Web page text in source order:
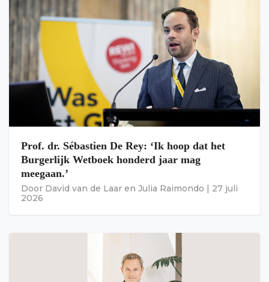
Prof. dr. Sébastien De Rey: ‘Ik hoop dat het
Burgerlijk Wetboek honderd jaar mag
meegaan.’
Door David van de Laar en Julia Raimondo | 27 juli
2026